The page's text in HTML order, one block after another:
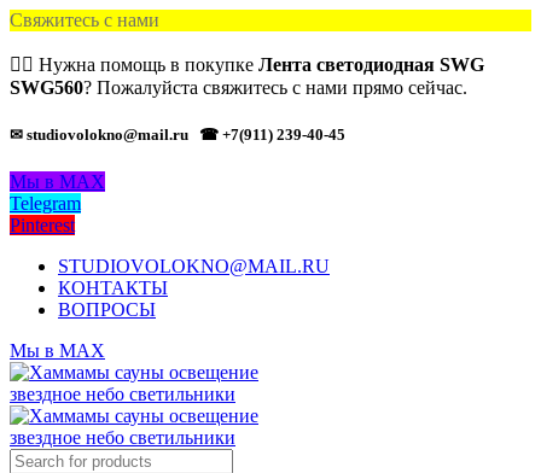
Свяжитесь с нами
🙋‍♂️ Нужна помощь в покупке Лента светодиодная SWG
SWG560? Пожалуйста свяжитесь с нами прямо сейчас.
✉ studiovolokno@mail.ru ☎ +7(911) 239-40-45
Мы в MAX
Telegram
Pinterest
STUDIOVOLOKNO@MAIL.RU
КОНТАКТЫ
ВОПРОСЫ
Мы в MAX